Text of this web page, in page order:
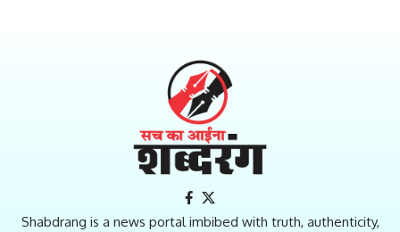
Shabdrang is a news portal imbibed with truth, authenticity,